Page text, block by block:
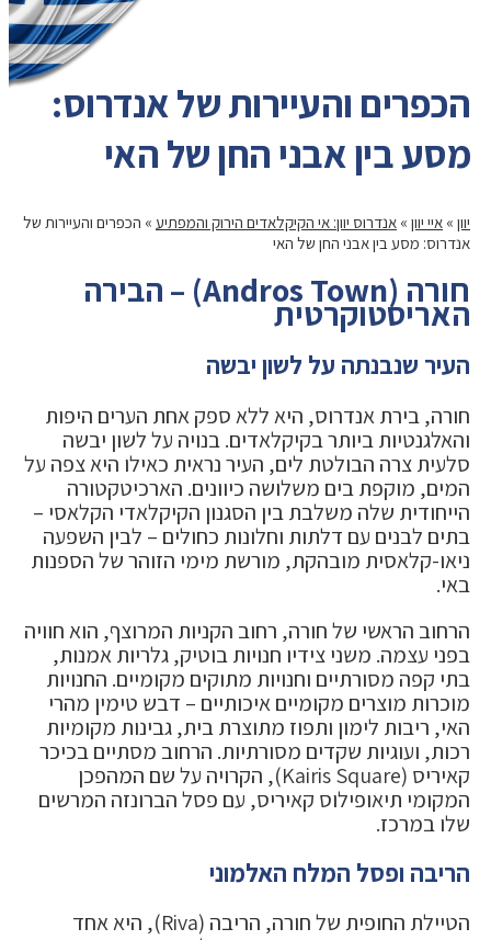
הכפרים והעיירות של אנדרוס:
מסע בין אבני החן של האי
יוון » איי יוון » אנדרוס יוון: אי הקיקלאדים הירוק והמפתיע » הכפרים והעיירות של
אנדרוס: מסע בין אבני החן של האי
חורה (Andros Town) – הבירה
האריסטוקרטית
העיר שנבנתה על לשון יבשה
חורה, בירת אנדרוס, היא ללא ספק אחת הערים היפות
והאלגנטיות ביותר בקיקלאדים. בנויה על לשון יבשה
סלעית צרה הבולטת לים, העיר נראית כאילו היא צפה על
המים, מוקפת בים משלושה כיוונים. הארכיטקטורה
הייחודית שלה משלבת בין הסגנון הקיקלאדי הקלאסי –
בתים לבנים עם דלתות וחלונות כחולים – לבין השפעה
ניאו-קלאסית מובהקת, מורשת מימי הזוהר של הספנות
באי.
הרחוב הראשי של חורה, רחוב הקניות המרוצף, הוא חוויה
בפני עצמה. משני צידיו חנויות בוטיק, גלריות אמנות,
בתי קפה מסורתיים וחנויות מתוקים מקומיים. החנויות
מוכרות מוצרים מקומיים איכותיים – דבש טימין מהרי
האי, ריבות לימון ותפוז מתוצרת בית, גבינות מקומיות
רכות, ועוגיות שקדים מסורתיות. הרחוב מסתיים בכיכר
קאיריס (Kairis Square), הקרויה על שם המהפכן
המקומי תיאופילוס קאיריס, עם פסל הברונזה המרשים
שלו במרכז.
הריבה ופסל המלח האלמוני
הטיילת החופית של חורה, הריבה (Riva), היא אחד